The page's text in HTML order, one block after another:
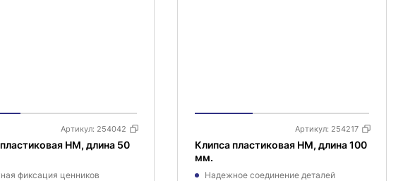
Артикул: 254042
HM, длина 50
фиксация ценников
Артикул: 254217
Клипса пластиковая HM, длина 100
мм.
Надежное соединение деталей